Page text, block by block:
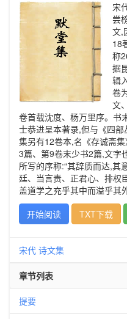
宋
尝
文,
18
称
据
辑
卷
文
卷首载沈度、杨万里序。书
士恭进呈本著录,但与《四
集另有12卷本,名《存诚斋
3篇、第9卷末少书2篇,文字
所写的序称:“其辞质而达,其
廷、当言责、正君心、排权
盖道学之充乎其中而溢乎其
开始阅读
TXT下载
宋代 诗文集
章节列表
提要